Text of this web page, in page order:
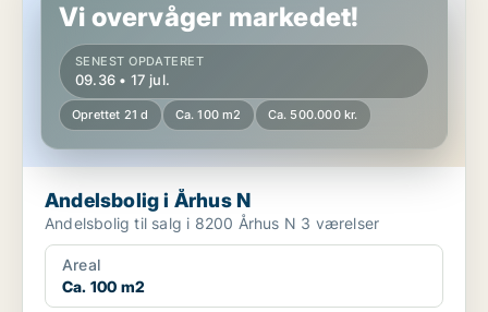
Vi overvåger markedet!
SENEST OPDATERET
09.36 • 17 jul.
Oprettet 21 d Ca. 100 m2 Ca. 500.000 kr.
Andelsbolig i Århus N
Andelsbolig til salg i 8200 Århus N 3 værelser
Areal
Ca. 100 m2